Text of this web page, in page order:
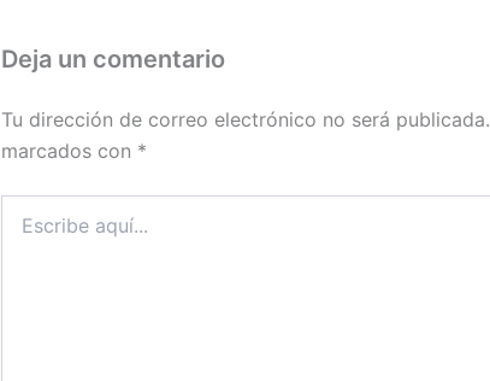
Deja un comentario
Tu dirección de correo electrónico no será publicada.
marcados con *
aquí...